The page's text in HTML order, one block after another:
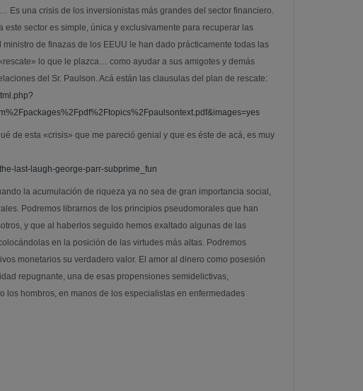
Es una crisis de los inversionistas más grandes del sector financiero.
este sector es simple, única y exclusivamente para recuperar las
de finazas de los EEUU le han dado prácticamente todas las
lo que le plazca… como ayudar a sus amigotes y demás
del Sr. Paulson. Acá están las clausulas del plan de rescate:
de esta «crisis» que me pareció genial y que es éste de acá, es muy
last-laugh-george-parr-subprime_fun
la acumulación de riqueza ya no sea de gran importancia social,
Podremos librarnos de los principios pseudomorales que han
y que al haberlos seguido hemos exaltado algunas de las
en la posición de las virtudes más altas. Podremos
monetarios su verdadero valor. El amor al dinero como posesión
repugnante, una de esas propensiones semidelictivas,
los hombros, en manos de los especialistas en enfermedades